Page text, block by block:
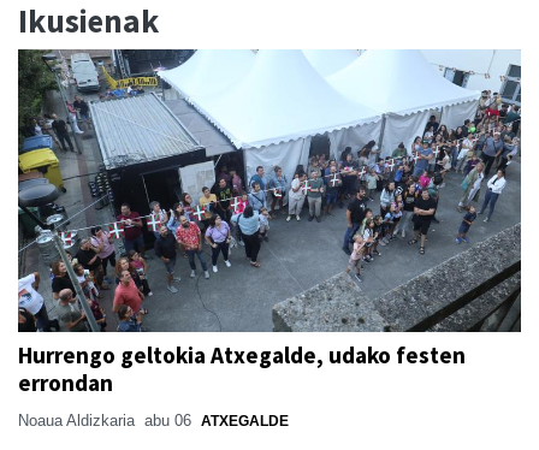
Ikusienak
Hurrengo geltokia Atxegalde, udako festen
errondan
Noaua Aldizkaria abu 06 ATXEGALDE